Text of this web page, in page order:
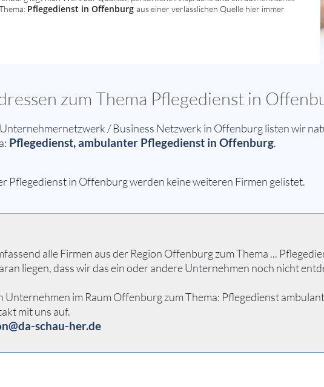
Pflegedienst in Offenburg aus einer verlässlichen Quelle hier immer
zum Thema Pflegedienst in
/ Business Netzwerk in Offenburg listen wir
Pflegedienst, ambulanter Pflegedienst in Offenburg.
Pflegedienst in Offenburg werden keine weiteren Firmen gelistet.
alle Firmen aus der Region Offenburg zum Thema ...
liegen, dass wir das ein oder andere Unternehmen noch nicht
Unternehmen im Raum Offenburg zum Thema: Pflegedienst
mit uns auf.
schau-her.de